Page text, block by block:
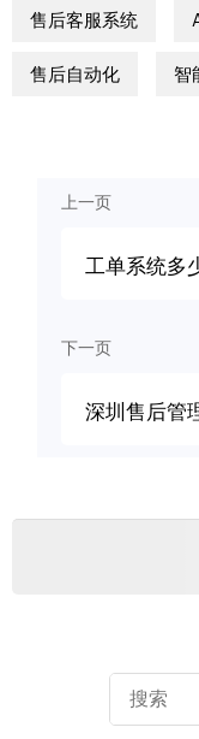
售后客服系统
售后自动化 智
上一页
工单系统多
下一页
深圳售后管